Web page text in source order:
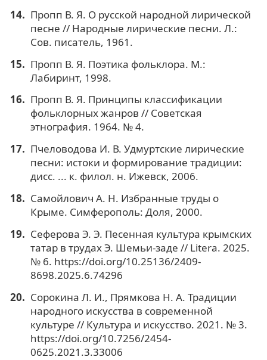
Пропп В. Я. О русской народной лирической
песне // Народные лирические песни. Л.:
Сов. писатель, 1961.
Пропп В. Я. Поэтика фольклора. М.:
Лабиринт, 1998.
Пропп В. Я. Принципы классификации
фольклорных жанров // Советская
этнография. 1964. № 4.
Пчеловодова И. В. Удмуртские лирические
песни: истоки и формирование традиции:
дисс. ... к. филол. н. Ижевск, 2006.
Самойлович А. Н. Избранные труды о
Крыме. Симферополь: Доля, 2000.
Сеферова Э. Э. Песенная культура крымских
татар в трудах Э. Шемьи-заде // Litera. 2025.
№ 6. https://doi.org/10.25136/2409-
8698.2025.6.74296
Сорокина Л. И., Прямкова Н. А. Традиции
народного искусства в современной
культуре // Культура и искусство. 2021. № 3.
https://doi.org/10.7256/2454-
0625.2021.3.33006